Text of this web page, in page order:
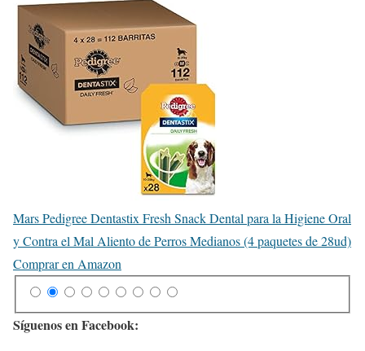
Mars Pedigree Dentastix Fresh Snack Dental para la Higiene Oral
y Contra el Mal Aliento de Perros Medianos (4 paquetes de 28ud)
Comprar en Amazon
Síguenos en Facebook: